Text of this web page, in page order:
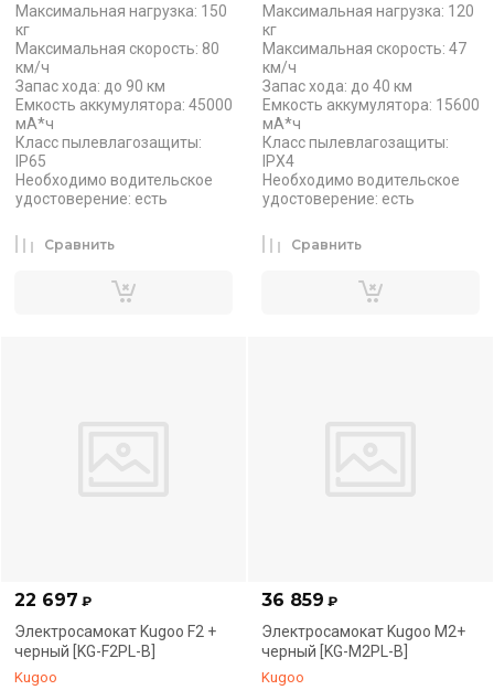
Максимальная нагрузка: 150
кг
Максимальная скорость: 80
км/ч
Запас хода: до 90 км
Емкость аккумулятора: 45000
мА*ч
Класс пылевлагозащиты:
IP65
Необходимо водительское
удостоверение: есть
Сравнить
Максимальная нагрузка: 120
кг
Максимальная скорость: 47
км/ч
Запас хода: до 40 км
Емкость аккумулятора: 15600
мА*ч
Класс пылевлагозащиты:
IPX4
Необходимо водительское
удостоверение: есть
Сравнить
22 697 ₽
Электросамокат Kugoo F2 +
черный [KG-F2PL-B]
Kugoo
36 859 ₽
Электросамокат Kugoo М2+
черный [KG-M2PL-B]
Kugoo